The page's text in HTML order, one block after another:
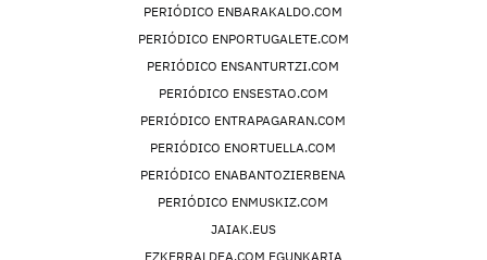
PERIÓDICO ENBARAKALDO.COM
PERIÓDICO ENPORTUGALETE.COM
PERIÓDICO ENSANTURTZI.COM
PERIÓDICO ENSESTAO.COM
PERIÓDICO ENTRAPAGARAN.COM
PERIÓDICO ENORTUELLA.COM
PERIÓDICO ENABANTOZIERBENA
PERIÓDICO ENMUSKIZ.COM
JAIAK.EUS
EZKERRALDEA.COM EGUNKARIA